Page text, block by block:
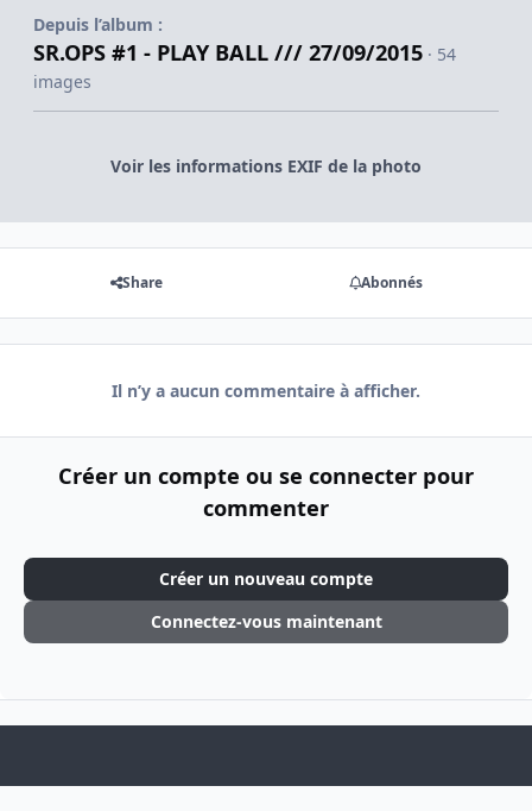
Depuis l’album :
SR.OPS #1 - PLAY BALL /// 27/09/2015 · 54
images
Voir les informations EXIF de la photo
Share Abonnés
Il n’y a aucun commentaire à afficher.
Créer un compte ou se connecter pour
commenter
Créer un nouveau compte
Connectez-vous maintenant